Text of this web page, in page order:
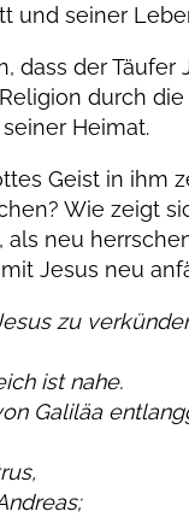
und seiner
dass der
durch
Heimat.
Geist in ihm
Wie zeigt
neu
Jesus neu
zu
ist nahe.
Galiläa